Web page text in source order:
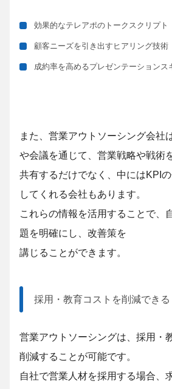
効果的なテレアポのトークスクリプト
顧客ニーズを引き出すヒアリング技術
成約率を高めるプレゼンテーションス
また、営業アウトソーシング会社
や会議を通じて、営業戦略や戦術
共有するだけでなく、中にはKPI
してくれる会社もあります。
これらの情報を活用することで、
題を明確にし、改善策を
講じることができます。
採用・教育コストを削減できる
営業アウトソーシングは、採用・
削減することが可能です。
自社で営業人材を採用する場合、